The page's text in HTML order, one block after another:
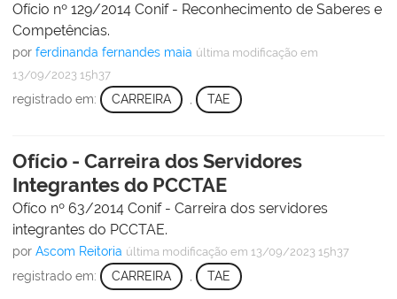
Ofício nº 129/2014 Conif - Reconhecimento de Saberes e
Competências.
por ferdinanda fernandes maia última modificação em
13/09/2023 15h37
registrado em: CARREIRA , TAE
Ofício - Carreira dos Servidores
Integrantes do PCCTAE
Ofíco nº 63/2014 Conif - Carreira dos servidores
integrantes do PCCTAE.
por Ascom Reitoria última modificação em 13/09/2023 15h37
registrado em: CARREIRA TAE